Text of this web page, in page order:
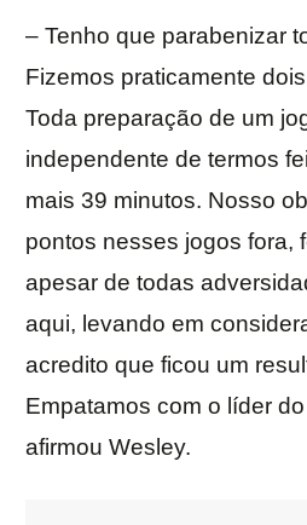
– Tenho que parabenizar
Fizemos praticamente
Toda preparação de um
independente de termos
mais 39 minutos. Nosso
pontos nesses jogos fora,
apesar de todas
aqui, levando em
acredito que ficou um
Empatamos com o líder
afirmou Wesley.